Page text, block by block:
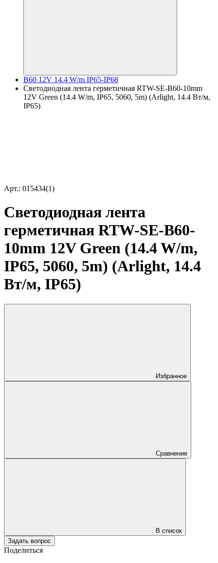
B60 12V 14.4 W/m IP65-IP68
Светодиодная лента герметичная RTW-SE-B60-10mm
12V Green (14.4 W/m, IP65, 5060, 5m) (Arlight, 14.4 Вт/м,
IP65)
Арт.: 015434(1)
Светодиодная лента
герметичная RTW-SE-B60-
10mm 12V Green (14.4 W/m,
IP65, 5060, 5m) (Arlight, 14.4
Вт/м, IP65)
Избранное
Сравнение
В список
Задать вопрос
Поделиться